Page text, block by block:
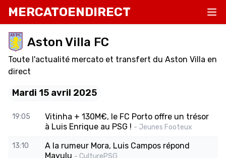
MERCATOENDIRECT
Aston Villa FC
Toute l'actualité mercato et transfert du Aston Villa en
direct
Mardi 15 avril 2025
19:05
Vitinha + 130M€, le FC Porto offre un trésor
à Luis Enrique au PSG ! - Jeunes Footeux
13:10
A la rumeur Mora, Luis Campos répond
Mayulu - CulturePSG